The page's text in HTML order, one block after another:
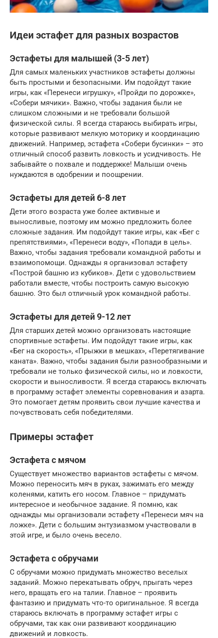
Идеи эстафет для разных возрастов
Эстафеты для малышей (3-5 лет)
Для самых маленьких участников эстафеты должны
быть простыми и безопасными. Им подойдут такие
игры, как «Перенеси игрушку», «Пройди по дорожке»,
«Собери мячики». Важно, чтобы задания были не
слишком сложными и не требовали большой
физической силы. Я всегда стараюсь выбирать игры,
которые развивают мелкую моторику и координацию
движений. Например, эстафета «Собери бусинки» – это
отличный способ развить ловкость и усидчивость. Не
забывайте о похвале и поддержке! Малыши очень
нуждаются в одобрении и поощрении.
Эстафеты для детей 6-8 лет
Дети этого возраста уже более активные и
выносливые, поэтому им можно предложить более
сложные задания. Им подойдут такие игры, как «Бег с
препятствиями», «Перенеси воду», «Попади в цель».
Важно, чтобы задания требовали командной работы и
взаимопомощи. Однажды я организовал эстафету
«Построй башню из кубиков». Дети с удовольствием
работали вместе, чтобы построить самую высокую
башню. Это был отличный урок командной работы.
Эстафеты для детей 9-12 лет
Для старших детей можно организовать настоящие
спортивные эстафеты. Им подойдут такие игры, как
«Бег на скорость», «Прыжки в мешках», «Перетягивание
каната». Важно, чтобы задания были разнообразными и
требовали не только физической силы, но и ловкости,
скорости и выносливости. Я всегда стараюсь включать
в программу эстафет элементы соревнования и азарта.
Это помогает детям проявить свои лучшие качества и
почувствовать себя победителями.
Примеры эстафет
Эстафета с мячом
Существует множество вариантов эстафеты с мячом.
Можно переносить мяч в руках, зажимать его между
коленями, катить его носом. Главное – придумать
интересное и необычное задание. Я помню, как
однажды мы организовали эстафету «Перенеси мяч на
ложке». Дети с большим энтузиазмом участвовали в
этой игре, и было очень весело.
Эстафета с обручами
С обручами можно придумать множество веселых
заданий. Можно перекатывать обруч, прыгать через
него, вращать его на талии. Главное – проявить
фантазию и придумать что-то оригинальное. Я всегда
стараюсь включать в программу эстафет игры с
обручами, так как они развивают координацию
движений и ловкость.